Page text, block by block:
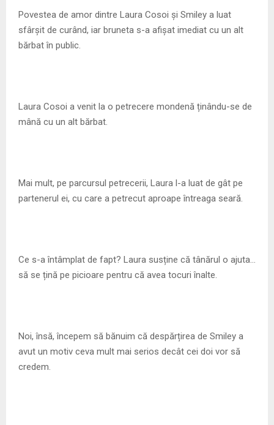
U
Povestea de amor dintre Laura Cosoi și Smiley a luat
sfârșit de curând, iar bruneta s-a afișat imediat cu un alt
bărbat în public.
Laura Cosoi a venit la o petrecere mondenă ținându-se de
mână cu un alt bărbat.
Mai mult, pe parcursul petrecerii, Laura l-a luat de gât pe
partenerul ei, cu care a petrecut aproape întreaga seară.
Ce s-a întâmplat de fapt? Laura susține că tânărul o ajuta…
să se țină pe picioare pentru că avea tocuri înalte.
Noi, însă, începem să bănuim că despărțirea de Smiley a
avut un motiv ceva mult mai serios decât cei doi vor să
credem.